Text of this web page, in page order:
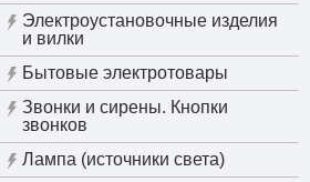
Электроустановочные изделия
и вилки
Бытовые электротовары
Звонки и сирены. Кнопки
звонков
Лампа (источники света)